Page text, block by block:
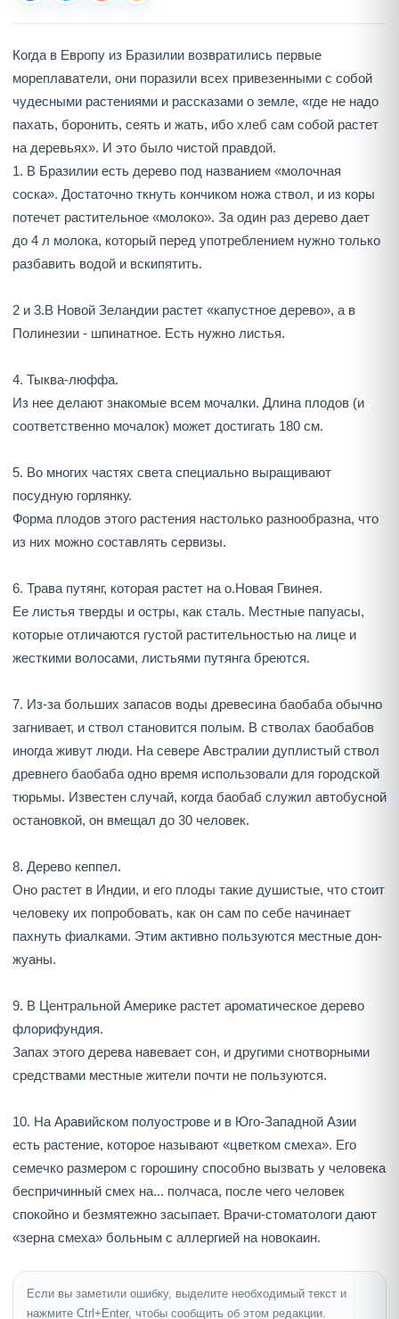
Когда в Европу из Бразилии возвратились первые
мореплаватели, они поразили всех привезенными с собой
чудесными растениями и рассказами о земле, «где не надо
пахать, боронить, сеять и жать, ибо хлеб сам собой растет
на деревьях». И это было чистой правдой.
1. В Бразилии есть дерево под названием «молочная
соска». Достаточно ткнуть кончиком ножа ствол, и из коры
потечет растительное «молоко». За один раз дерево дает
до 4 л молока, который перед употреблением нужно только
разбавить водой и вскипятить.
2 и 3.В Новой Зеландии растет «капустное дерево», а в
Полинезии - шпинатное. Есть нужно листья.
4. Тыква-люффа.
Из нее делают знакомые всем мочалки. Длина плодов (и
соответственно мочалок) может достигать 180 см.
5. Во многих частях света специально выращивают
посудную горлянку.
Форма плодов этого растения настолько разнообразна, что
из них можно составлять сервизы.
6. Трава путянг, которая растет на о.Новая Гвинея.
Ее листья тверды и остры, как сталь. Местные папуасы,
которые отличаются густой растительностью на лице и
жесткими волосами, листьями путянга бреются.
7. Из-за больших запасов воды древесина баобаба обычно
загнивает, и ствол становится полым. В стволах баобабов
иногда живут люди. На севере Австралии дуплистый ствол
древнего баобаба одно время использовали для городской
тюрьмы. Известен случай, когда баобаб служил автобусной
остановкой, он вмещал до 30 человек.
8. Дерево кеппел.
Оно растет в Индии, и его плоды такие душистые, что стоит
человеку их попробовать, как он сам по себе начинает
пахнуть фиалками. Этим активно пользуются местные дон-
жуаны.
9. В Центральной Америке растет ароматическое дерево
флорифундия.
Запах этого дерева навевает сон, и другими снотворными
средствами местные жители почти не пользуются.
10. На Аравийском полуострове и в Юго-Западной Азии
есть растение, которое называют «цветком смеха». Его
семечко размером с горошину способно вызвать у человека
беспричинный смех на... полчаса, после чего человек
спокойно и безмятежно засыпает. Врачи-стоматологи дают
«зерна смеха» больным с аллергией на новокаин.
Если вы заметили ошибку, выделите необходимый текст и
нажмите Ctrl+Enter, чтобы сообщить об этом редакции.